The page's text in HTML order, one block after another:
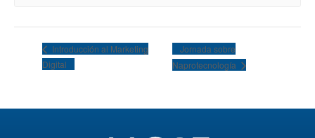
Introducción al Marketing
Digital
Jornada sobre
Naprotecnología